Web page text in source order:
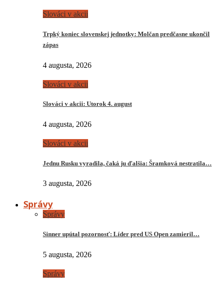
Slováci v akcii
Trpký koniec slovenskej jednotky: Molčan predčasne ukončil
zápas
4 augusta, 2026
Slováci v akcii
Slováci v akcii: Utorok 4. august
4 augusta, 2026
Slováci v akcii
Jednu Rusku vyradila, čaká ju ďalšia: Šramková nestratila…
3 augusta, 2026
Správy
Správy
Sinner upútal pozornosť: Líder pred US Open zamieril…
5 augusta, 2026
Správy